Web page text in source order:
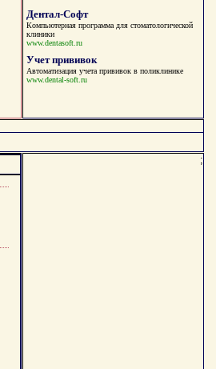
Дентал-Софт
Компьютерная программа для стоматологической
клиники
www.dentasoft.ru
Учет прививок
Автоматизация учета прививок в поликлинике
www.dental-soft.ru
;